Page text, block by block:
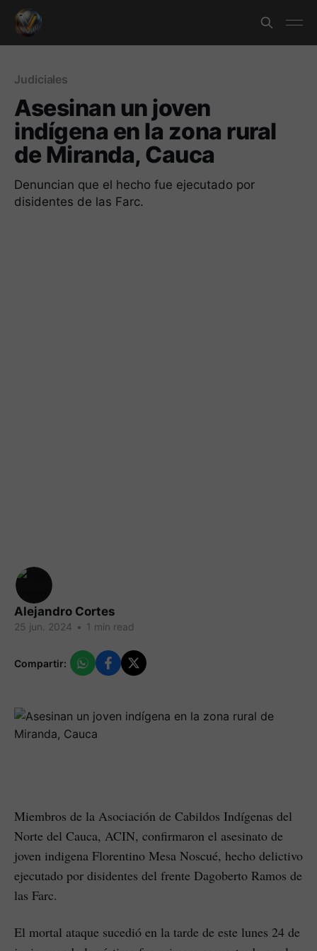
Judiciales
Asesinan un joven
indígena en la zona rural
de Miranda, Cauca
Denuncian que el hecho fue ejecutado por
disidentes de las Farc.
Alejandro Cortes
25 jun. 2024 • 1 min read
Compartir:
Miembros de la Asociación de Cabildos Indígenas del
Norte del Cauca, ACIN, confirmaron el asesinato de
joven indigena Florentino Mesa Noscué, hecho delictivo
ejecutado por disidentes del frente Dagoberto Ramos de
las Farc.
El mortal ataque sucedió en la tarde de este lunes 24 de